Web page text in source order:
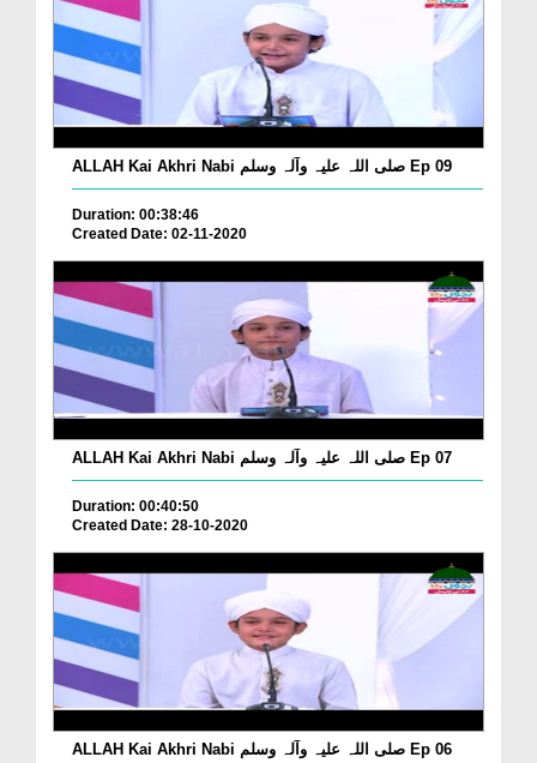
ALLAH Kai Akhri Nabi صلی اللہ علیہ وآلہ وسلم Ep 09
Duration: 00:38:46
Created Date: 02-11-2020
ALLAH Kai Akhri Nabi صلی اللہ علیہ وآلہ وسلم Ep 07
Duration: 00:40:50
Created Date: 28-10-2020
ALLAH Kai Akhri Nabi صلی اللہ علیہ وآلہ وسلم Ep 06